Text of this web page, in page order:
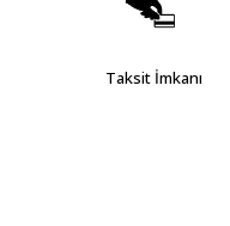
Taksit İmkanı